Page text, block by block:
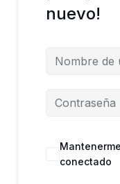
nuevo!
Mantenerme
conectado